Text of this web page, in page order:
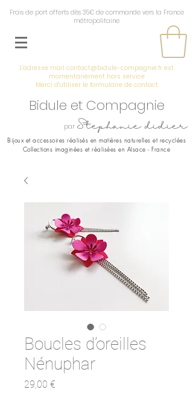
Frais de port offerts dès 35€ de commande vers la France
métropolitaine
L'adresse mail contact@bidule-compagnie.fr est
momentanément hors service
Merci d'utiliser le formulaire de contact
Bidule et Compagnie
par Stephanie didier
Bijoux et accessoires réalisés en matières naturelles et recyclées
Collections imaginées et réalisées en Alsace - France
Boucles d’oreilles
Nénuphar
29,00 €